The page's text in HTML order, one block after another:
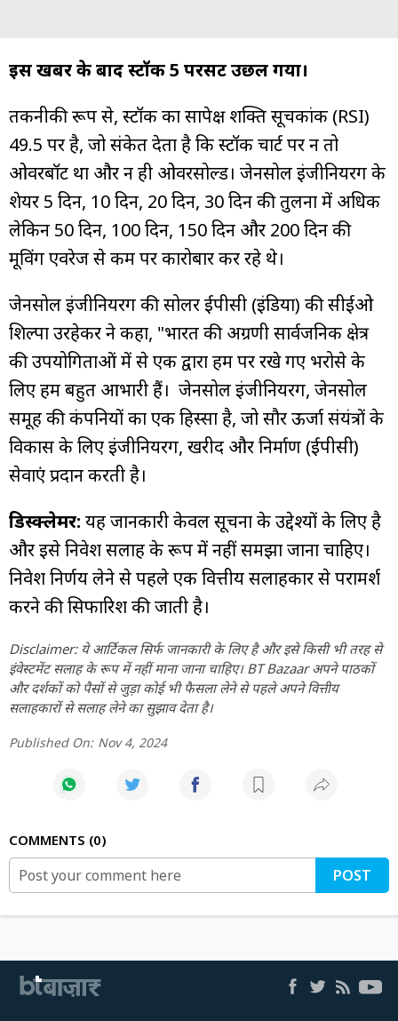
इस खबर के बाद स्टॉक 5 परसेंट उछल गया।
तकनीकी रूप से, स्टॉक का सापेक्ष शक्ति सूचकांक (RSI)
49.5 पर है, जो संकेत देता है कि स्टॉक चार्ट पर न तो
ओवरबॉट था और न ही ओवरसोल्ड। जेनसोल इंजीनियरिंग के
शेयर 5 दिन, 10 दिन, 20 दिन, 30 दिन की तुलना में अधिक
लेकिन 50 दिन, 100 दिन, 150 दिन और 200 दिन की
मूविंग एवरेज से कम पर कारोबार कर रहे थे।
जेनसोल इंजीनियरिंग की सोलर ईपीसी (इंडिया) की सीईओ
शिल्पा उरहेकर ने कहा, "भारत की अग्रणी सार्वजनिक क्षेत्र
की उपयोगिताओं में से एक द्वारा हम पर रखे गए भरोसे के
लिए हम बहुत आभारी हैं। जेनसोल इंजीनियरिंग, जेनसोल
समूह की कंपनियों का एक हिस्सा है, जो सौर ऊर्जा संयंत्रों के
विकास के लिए इंजीनियरिंग, खरीद और निर्माण (ईपीसी)
सेवाएं प्रदान करती है।
डिस्क्लेमर: यह जानकारी केवल सूचना के उद्देश्यों के लिए है
और इसे निवेश सलाह के रूप में नहीं समझा जाना चाहिए।
निवेश निर्णय लेने से पहले एक वित्तीय सलाहकार से परामर्श
करने की सिफारिश की जाती है।
Disclaimer: ये आर्टिकल सिर्फ जानकारी के लिए है और इसे किसी भी तरह से
इंवेस्टमेंट सलाह के रूप में नहीं माना जाना चाहिए। BT Bazaar अपने पाठकों
और दर्शकों को पैसों से जुड़ा कोई भी फैसला लेने से पहले अपने वित्तीय
सलाहकारों से सलाह लेने का सुझाव देता है।
Published On: Nov 4, 2024
COMMENTS 0
POST